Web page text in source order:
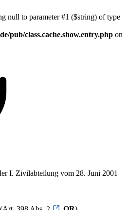
null to parameter #1 ($string) of type
pub/class.cache.show.entry.php on
I. Zivilabteilung vom 28. Juni 2001